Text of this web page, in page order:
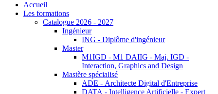
Accueil
Les formations
Catalogue 2026 - 2027
Ingénieur
ING - Diplôme d'ingénieur
Master
M1IGD - M1 DAIIG - Maj. IGD -
Interaction, Graphics and Design
Mastère spécialisé
ADE - Architecte Digital d'Entreprise
DATA - Intelligence Artificielle - Expert